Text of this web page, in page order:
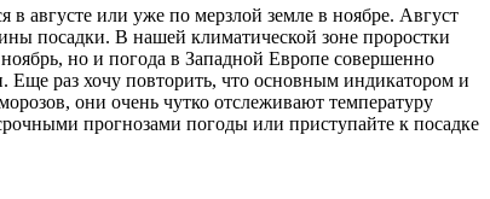
августе или уже по мерзлой земле в ноябре. Август
посадки. В нашей климатической зоне проростки
но и погода в Западной Европе совершенно
Еще раз хочу повторить, что основным индикатором и
они очень чутко отслеживают температуру
прогнозами погоды или приступайте к посадке